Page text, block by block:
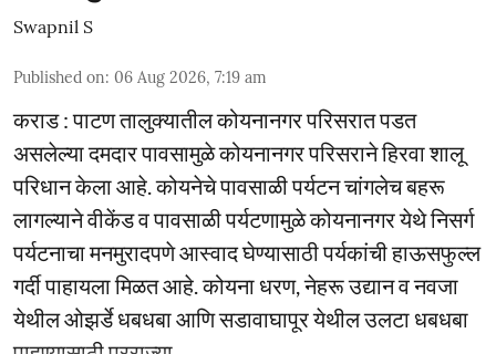
Swapnil S
Published on: 06 Aug 2026, 7:19 am
कराड : पाटण तालुक्यातील कोयनानगर परिसरात पडत
असलेल्या दमदार पावसामुळे कोयनानगर परिसराने हिरवा शालू
परिधान केला आहे. कोयनेचे पावसाळी पर्यटन चांगलेच बहरू
लागल्याने वीकेंड व पावसाळी पर्यटणामुळे कोयनानगर येथे निसर्ग
पर्यटनाचा मनमुरादपणे आस्वाद घेण्यासाठी पर्यकांची हाऊसफुल्ल
गर्दी पाहायला मिळत आहे. कोयना धरण, नेहरू उद्यान व नवजा
येथील ओझर्डे धबधबा आणि सडावाघापूर येथील उलटा धबधबा